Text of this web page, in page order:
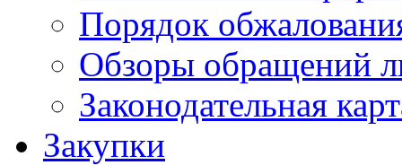
Порядок
Обзоры обращений
Законодательная
Закупки